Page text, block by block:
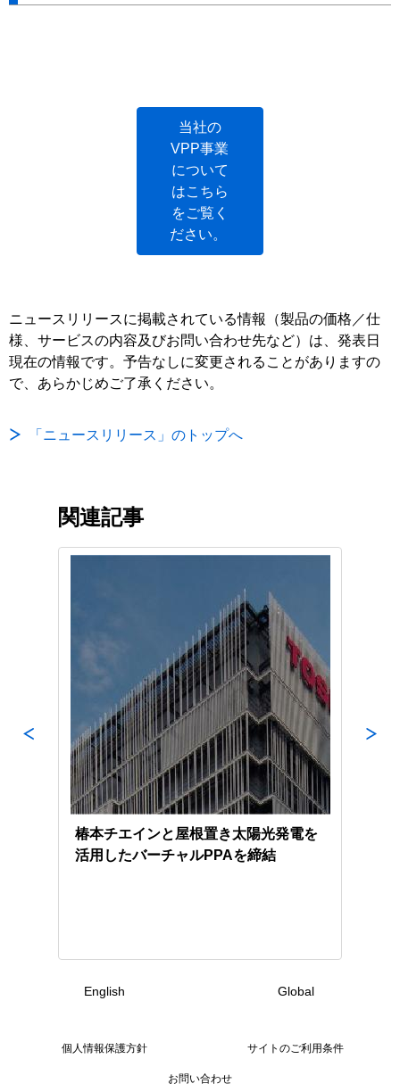
当社の
VPP事業
について
はこちら
をご覧く
ださい。
ニュースリリースに掲載されている情報（製品の価格／仕
様、サービスの内容及びお問い合わせ先など）は、発表日
現在の情報です。予告なしに変更されることがありますの
で、あらかじめご了承ください。
「ニュースリリース」のトップへ
関連記事
椿本チエインと屋根置き太陽光発電を
活用したバーチャルPPAを締結
English Global
個人情報保護方針 サイトのご利用条件
お問い合わせ